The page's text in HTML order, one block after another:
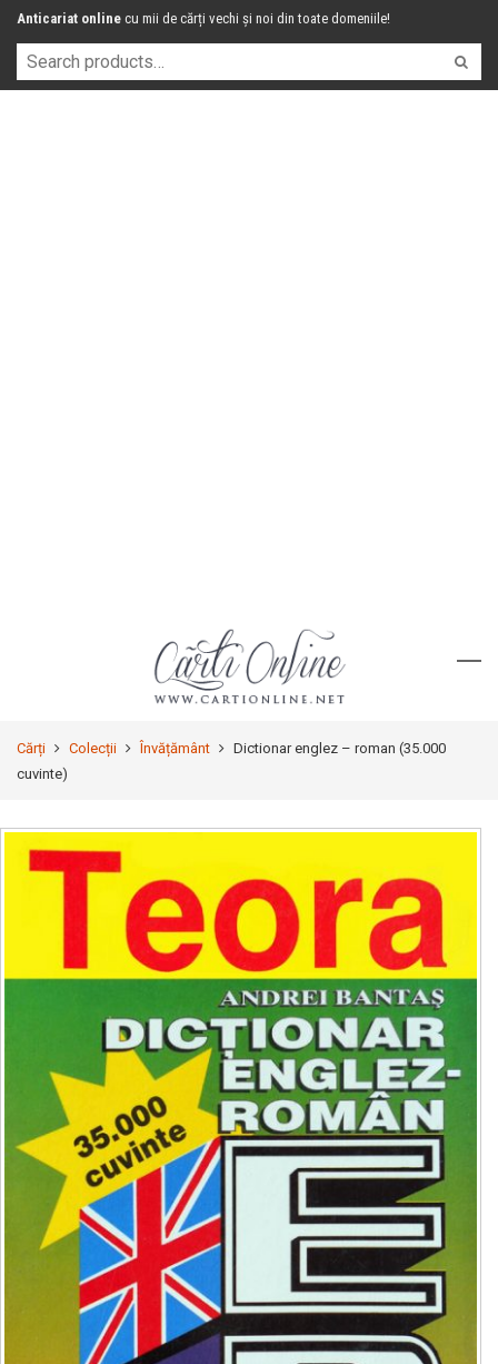
Anticariat online cu mii de cărți vechi și noi din toate domeniile!
Cărți Colecții Învățământ
Dictionar englez – roman (35.000
cuvinte)